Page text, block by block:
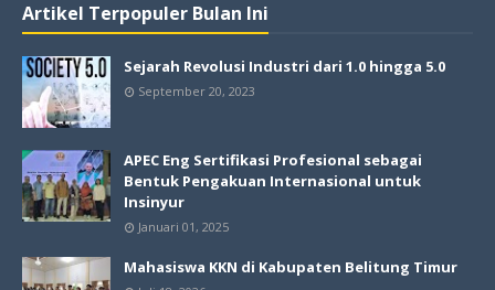
Artikel Terpopuler Bulan Ini
Sejarah Revolusi Industri dari 1.0 hingga 5.0
September 20, 2023
APEC Eng Sertifikasi Profesional sebagai
Bentuk Pengakuan Internasional untuk
Insinyur
Januari 01, 2025
Mahasiswa KKN di Kabupaten Belitung Timur